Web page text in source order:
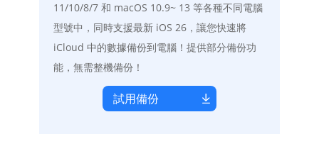
11/10/8/7 和 macOS 10.9~ 13 等各種不同電腦
型號中，同時支援最新 iOS 26，讓您快速將
iCloud 中的數據備份到電腦！提供部分備份功
能，無需整機備份！
試用備份